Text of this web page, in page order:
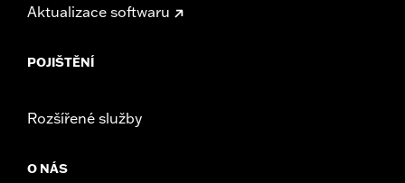
Aktualizace softwaru
POJIŠTĚNÍ
Rozšířené služby
O NÁS